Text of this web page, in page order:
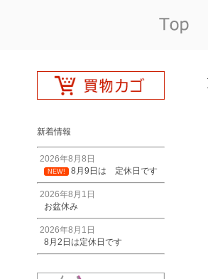
新着情報
2026年8月8日
NEW! 8月9日は 定休日です
2026年8月1日
お盆休み
2026年8月1日
8月2日は定休日です